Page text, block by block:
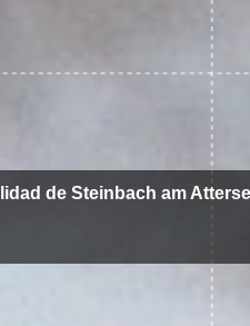
de Steinbach am